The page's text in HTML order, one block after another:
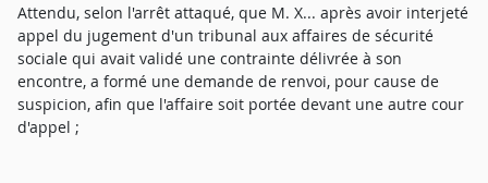
Attendu, selon l'arrêt attaqué, que M. X... après avoir interjeté
appel du jugement d'un tribunal aux affaires de sécurité
sociale qui avait validé une contrainte délivrée à son
encontre, a formé une demande de renvoi, pour cause de
suspicion, afin que l'affaire soit portée devant une autre cour
d'appel ;